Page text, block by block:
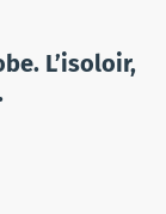
L’isoloir,